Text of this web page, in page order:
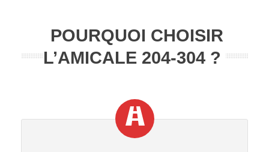
POURQUOI CHOISIR
L’AMICALE 204-304 ?